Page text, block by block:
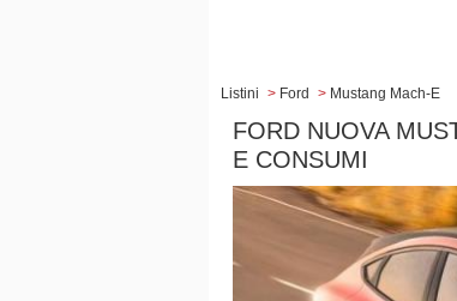
Listini > Ford > Mustang Mach-E
FORD NUOVA
E CONSUMI